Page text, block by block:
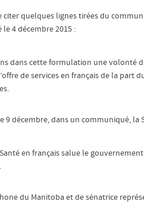
citer quelques lignes tirées du
le 4 décembre 2015 :
dans cette formulation une volonté
de services en français de la part
9 décembre, dans un communiqué, la
en français salue le
du Manitoba et de sénatrice